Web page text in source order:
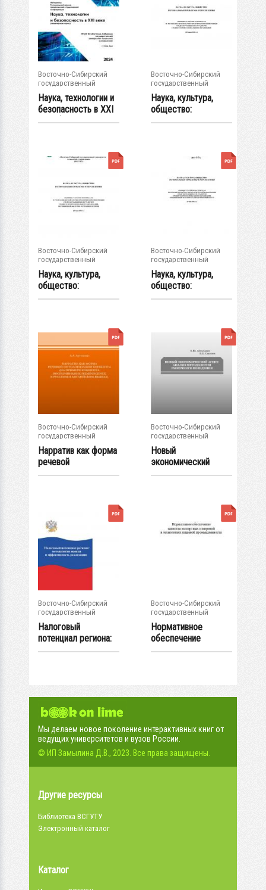
Восточно-Сибирский
государственный
университет...
Наука, технологии и
безопасность в XXI
веке (...
Восточно-Сибирский
государственный
университет...
Наука, культура,
общество:
региональные
Восточно-Сибирский
государственный
университет...
Наука, культура,
общество:
региональные
Восточно-Сибирский
государственный
университет...
Наука, культура,
общество:
региональные
Восточно-Сибирский
государственный
университет...
Нарратив как форма
речевой
онтологизации
Восточно-Сибирский
государственный
университет...
Новый
экономический
агент: анализ
Восточно-Сибирский
государственный
университет...
Налоговый
потенциал региона:
методология оценки
Восточно-Сибирский
государственный
университет...
Нормативное
обеспечение
единства
Мы делаем новое поколение интерактивных книг от
ведущих университетов и вузов России.
© ИП Замылина Д.В., 2023. Все права защищены.
Другие ресурсы
Библиотека ВСГУТУ
Электронный каталог
Каталог